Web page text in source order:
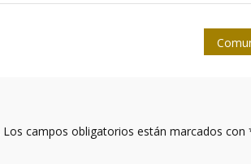
Los campos obligatorios están marcados con